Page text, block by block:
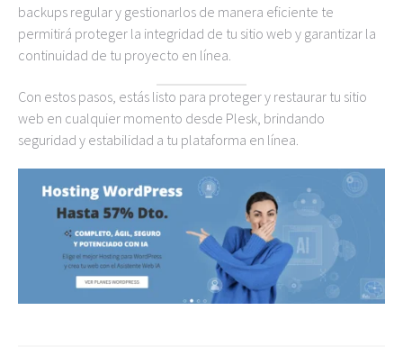
backups regular y gestionarlos de manera eficiente te
permitirá proteger la integridad de tu sitio web y garantizar la
continuidad de tu proyecto en línea.
Con estos pasos, estás listo para proteger y restaurar tu sitio
web en cualquier momento desde Plesk, brindando
seguridad y estabilidad a tu plataforma en línea.